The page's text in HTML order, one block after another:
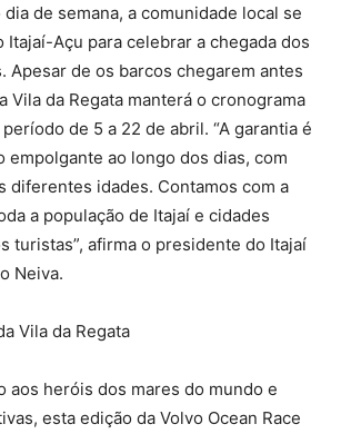
de semana, a comunidade local se
Itajaí-Açu para celebrar a chegada dos
Apesar de os barcos chegarem antes
Vila da Regata manterá o cronograma
de 5 a 22 de abril. “A garantia é
empolgante ao longo dos dias, com
diferentes idades. Contamos com a
a população de Itajaí e cidades
turistas”, afirma o presidente do Itajaí
Neiva.
Vila da Regata
aos heróis dos mares do mundo e
esta edição da Volvo Ocean Race